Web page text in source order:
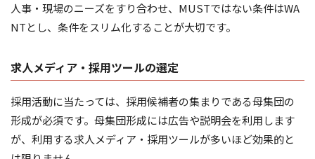
人事・現場のニーズをすり合わせ、MUSTではない条件はWA
NTとし、条件をスリム化することが大切です。
求人メディア・採用ツールの選定
採用活動に当たっては、採用候補者の集まりである母集団の
形成が必須です。母集団形成には広告や説明会を利用します
が、利用する求人メディア・採用ツールが多いほど効果的と